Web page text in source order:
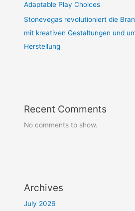
Adaptable Play Choices
Stonevegas revolutioniert die
mit kreativen Gestaltungen und
Herstellung
Recent Comments
No comments to show.
Archives
July 2026